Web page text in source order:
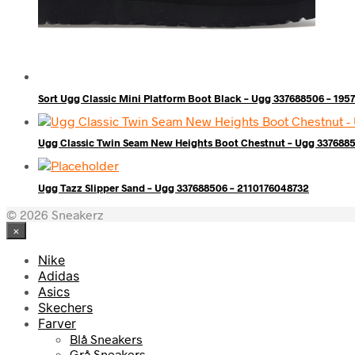
Sort Ugg Classic Mini Platform Boot Black – Ugg 337688506 –
Ugg Classic Twin Seam New Heights Boot Chestnut – Ugg
Ugg Tazz Slipper Sand – Ugg 337688506 – 2110176048732
© 2026 Sneakerz
×
Nike
Adidas
Asics
Skechers
Farver
Blå Sneakers